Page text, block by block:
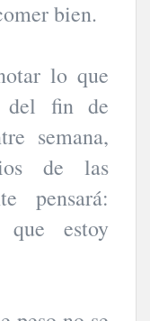
bien.
lo que
del fin de
semana,
de las
pensará:
estoy